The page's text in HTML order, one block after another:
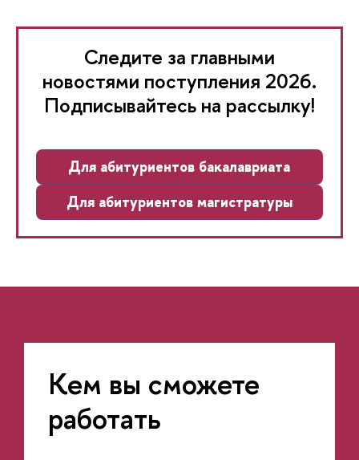
Следите за главными
новостями поступления 2026.
Подписывайтесь на рассылку!
Для абитуриентов бакалавриата
Для абитуриентов магистратуры
Кем вы сможете
работать